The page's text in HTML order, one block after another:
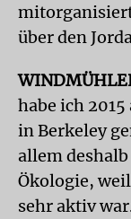
über den
habe ich
in Berkeley
allem
Ökologie,
sehr aktiv